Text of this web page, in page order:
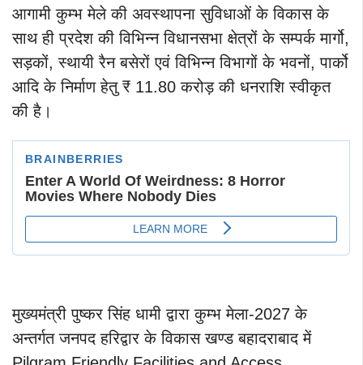
आगामी कुम्भ मेले की अवस्थापना सुविधाओं के विकास के
साथ ही प्रदेश की विभिन्न विधानसभा क्षेत्रों के सम्पर्क मार्गो,
सड़कों, स्थायी रैन बसेरों एवं विभिन्न विभागों के भवनों, पार्को
आदि के निर्माण हेतु ₹ 11.80 करोड़ की धनराशि स्वीकृत
की है।
मुख्यमंत्री पुष्कर सिंह धामी द्वारा कुम्भ मेला-2027 के
अन्तर्गत जनपद हरिद्वार के विकास खण्ड बहादराबाद में